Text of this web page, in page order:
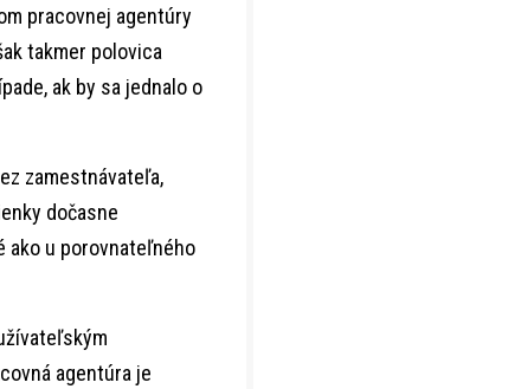
pracovnej agentúry
takmer polovica
ak by sa jednalo o
zamestnávateľa,
dočasne
ako u porovnateľného
agentúra je